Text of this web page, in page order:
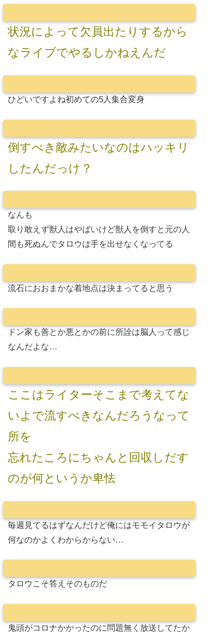
状況によって欠員出たりするから
なライブでやるしかねえんだ
ひどいですよね初めての5人集合変身
倒すべき敵みたいなのはハッキリ
したんだっけ？
なんも
取り敢えず獣人はやばいけど獣人を倒すと元の人
間も死ぬんでタロウは手を出せなくなってる
流石におおまかな着地点は決まってると思う
ドン家も善とか悪とかの前に所詮は脳人って感じ
なんだよな…
ここはライターそこまで考えてな
いよで流すべきなんだろうなって
所を
忘れたころにちゃんと回収しだす
のが何というか卑怯
毎週見てるはずなんだけど俺にはモモイタロウが
何なのかよくわからからない…
タロウこそ答えそのものだ
鬼頭がコロナかかったのに問題無く放送してたか